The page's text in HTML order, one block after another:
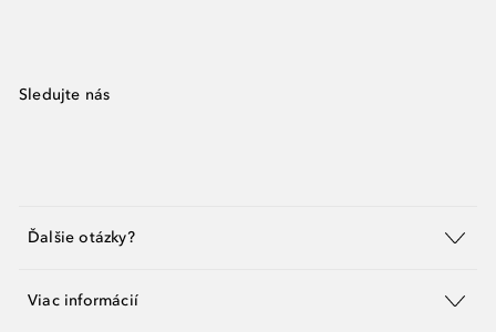
Sledujte nás
Ďalšie otázky?
Viac informácií